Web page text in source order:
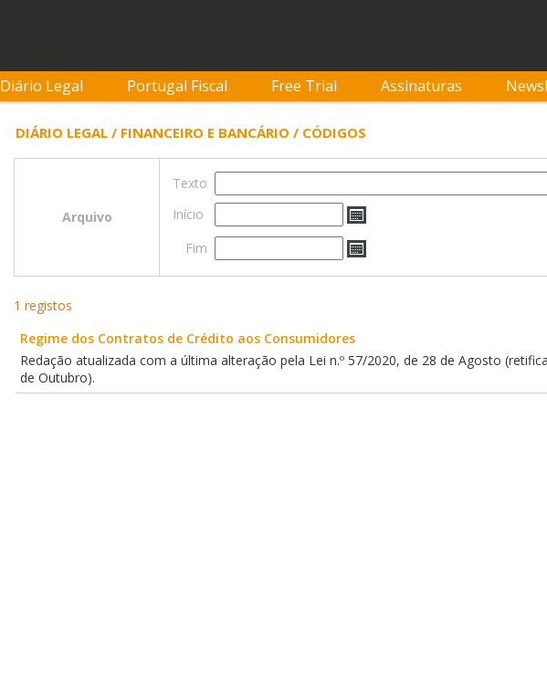
Diário Legal Portugal Fiscal Free Trial Assinaturas
DIÁRIO LEGAL / FINANCEIRO E BANCÁRIO / CÓDIGOS
Arquivo
Texto
Início
Fim
1 registos
Regime dos Contratos de Crédito aos Consumidores
Redação atualizada com a última alteração pela Lei n.º 57/2020, de 28 de Agosto
de Outubro).